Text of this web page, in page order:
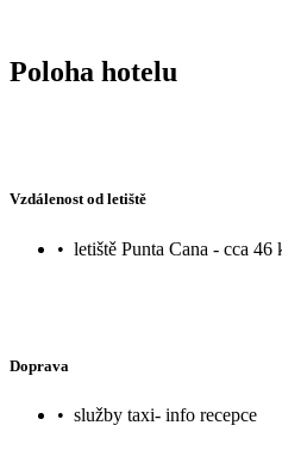
Poloha hotelu
Vzdálenost od letiště
• letiště Punta Cana - cca 46
Doprava
• služby taxi- info recepce